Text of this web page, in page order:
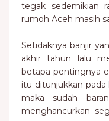
tegak sedemikian
rumoh Aceh masih
Setidaknya banjir
akhir tahun lalu
betapa pentingnya
itu ditunjukkan
maka sudah
menghancurkan